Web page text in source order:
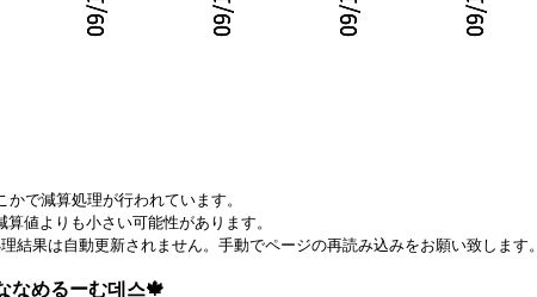
で減算処理が行われています。
値よりも小さい可能性があります。
果は自動更新されません。手動でページの再読み込みをお願い致します。
なめるーむ데스🍁